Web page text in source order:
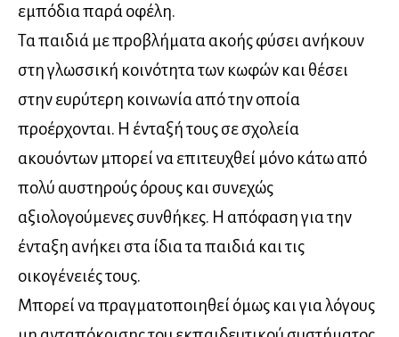
εμπόδια παρά οφέλη.
Τα παιδιά με προβλήματα ακοής φύσει ανήκουν
στη γλωσσική κοινότητα των κωφών και θέσει
στην ευρύτερη κοινωνία από την οποία
προέρχονται. Η ένταξή τους σε σχολεία
ακουόντων μπορεί να επιτευχθεί μόνο κάτω από
πολύ αυστηρούς όρους και συνεχώς
αξιολογούμενες συνθήκες. Η απόφαση για την
ένταξη ανήκει στα ίδια τα παιδιά και τις
οικογένειές τους.
Μπορεί να πραγματοποιηθεί όμως και για λόγους